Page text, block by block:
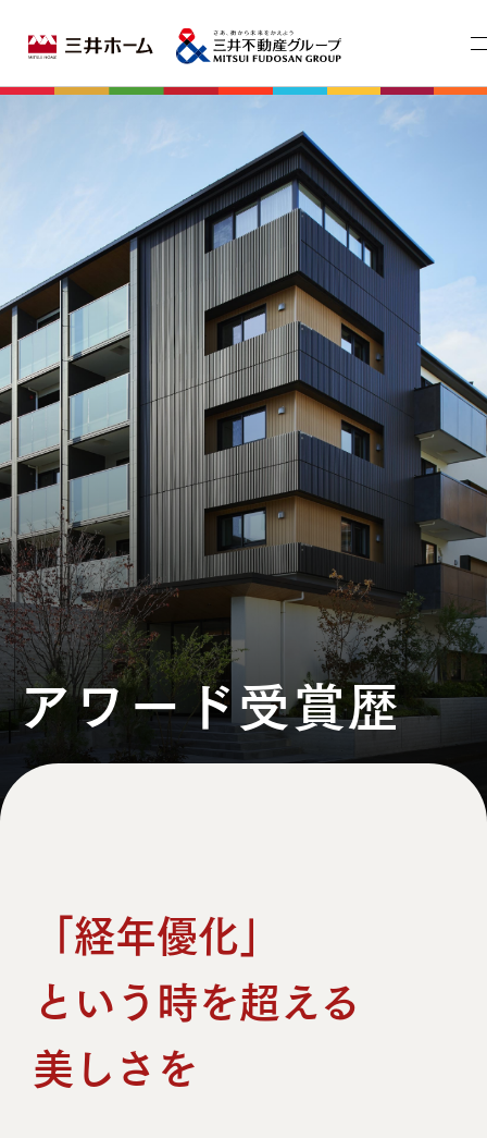
アワード受賞歴
「経年優化」
という時を超える
美しさを